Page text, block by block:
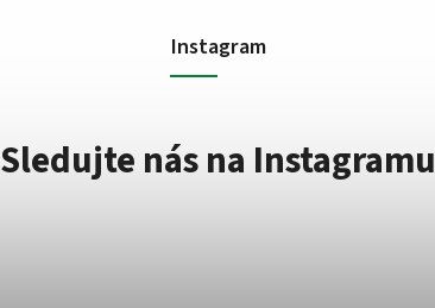
Instagram
Sledujte nás na Instagramu